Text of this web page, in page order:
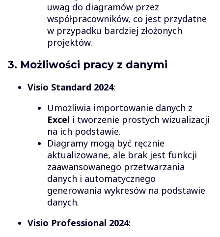
uwag do diagramów przez
współpracowników, co jest przydatne
w przypadku bardziej złożonych
projektów.
3. Możliwości pracy z danymi
Visio Standard 2024:
Umożliwia importowanie danych z
Excel i tworzenie prostych wizualizacji
na ich podstawie.
Diagramy mogą być ręcznie
aktualizowane, ale brak jest funkcji
zaawansowanego przetwarzania
danych i automatycznego
generowania wykresów na podstawie
danych.
Visio Professional 2024: